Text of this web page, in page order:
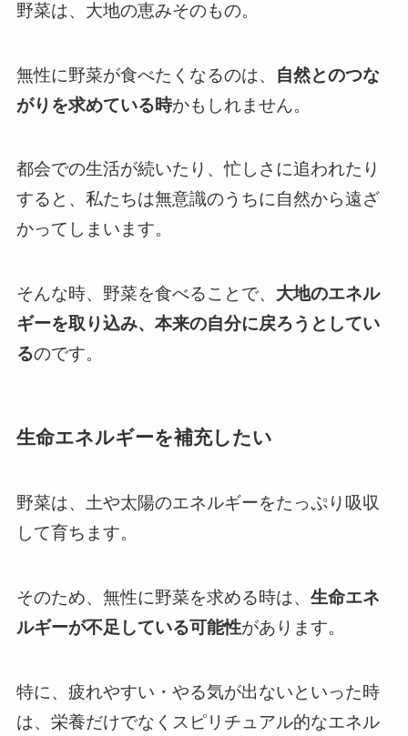
野菜は、大地の恵みそのもの。
無性に野菜が食べたくなるのは、 自然とのつな
がりを求めている時かもしれません。
都会での生活が続いたり、忙しさに追われたり
すると、私たちは無意識のうちに自然から遠ざ
かってしまいます。
そんな時、野菜を食べることで、 大地のエネル
ギーを取り込み、本来の自分に戻ろうとしてい
るのです。
生命エネルギーを補充したい
野菜は、土や太陽のエネルギーをたっぷり吸収
して育ちます。
そのため、無性に野菜を求める時は、 生命エネ
ルギーが不足している可能性があります。
特に、疲れやすい・やる気が出ないといった時
は、栄養だけでなくスピリチュアル的なエネル